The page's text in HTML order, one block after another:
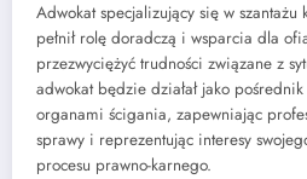
Adwokat specjalizujący się w
pełnił rolę doradczą i wsparcia dla
przezwyciężyć trudności związane z
adwokat będzie działał jako
organami ścigania, zapewniając
sprawy i reprezentując interesy
procesu prawno-karnego.